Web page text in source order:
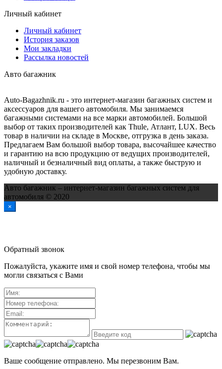
Личный кабинет
Личный кабинет
История заказов
Мои закладки
Рассылка новостей
Авто багажник
Auto-Bagazhnik.ru - это интернет-магазин багажных систем и
аксессуаров для вашего автомобиля. Мы занимаемся
багажными системами на все марки автомобилей. Большой
выбор от таких производителей как Thule, Атлант, LUX. Весь
товар в наличии на складе в Москве, отгрузка в день заказа.
Предлагаем Вам большой выбор товара, высочайшее качество
и гарантию на всю продукцию от ведущих производителей,
наличный и безналичный вид оплаты, а также быструю и
удобную доставку.
Авто багажник – интернет-магазин багажных систем для
автомобиля © 2020
×
Обратный звонок
Пожалуйста, укажите имя и свой номер телефона, чтобы мы
могли связаться с Вами
Ваше сообщение отправлено. Мы перезвоним Вам.